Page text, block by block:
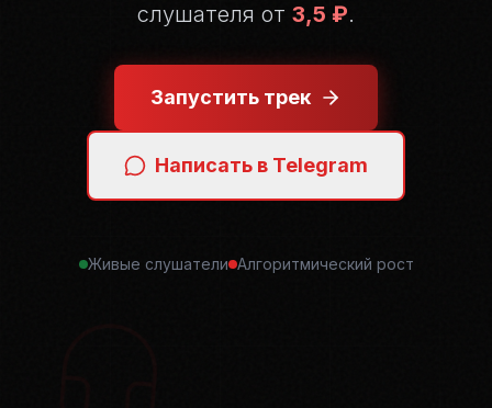
слушателя от 3,5 ₽.
Запустить трек
Написать в Telegram
Живые слушатели Алгоритмический рост